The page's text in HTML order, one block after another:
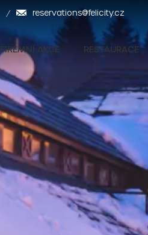
reservations@felicity.cz
FIREMNÍ AKCE RESTAURACE